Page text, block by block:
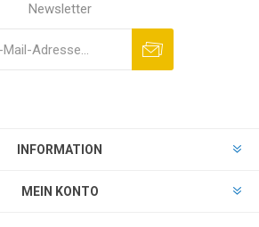
Newsletter
INFORMATION
MEIN KONTO